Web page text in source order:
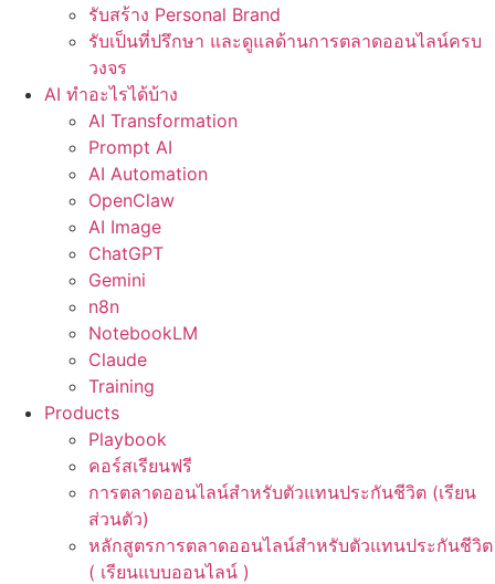
รับสร้าง Personal Brand
รับเป็นที่ปรึกษา และดูแลด้านการตลาดออนไลน์ครบ
วงจร
AI ทำอะไรได้บ้าง
AI Transformation
Prompt AI
AI Automation
OpenClaw
AI Image
ChatGPT
Gemini
n8n
NotebookLM
Claude
Training
Products
Playbook
คอร์สเรียนฟรี
การตลาดออนไลน์สำหรับตัวแทนประกันชีวิต (เรียน
ส่วนตัว)
หลักสูตรการตลาดออนไลน์สำหรับตัวแทนประกันชีวิต
( เรียนแบบออนไลน์ )